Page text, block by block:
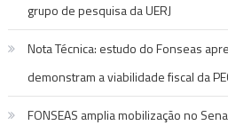
grupo de pesquisa da UERJ
Nota Técnica: estudo do Fonseas
demonstram a viabilidade fiscal da
FONSEAS amplia mobilização no